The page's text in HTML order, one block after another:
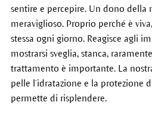
sentire e percepire. Un dono della
meraviglioso. Proprio perché è
stessa ogni giorno. Reagisce agli
mostrarsi sveglia, stanca,
trattamento è importante. La
pelle l’idratazione e la protezione
permette di risplendere.